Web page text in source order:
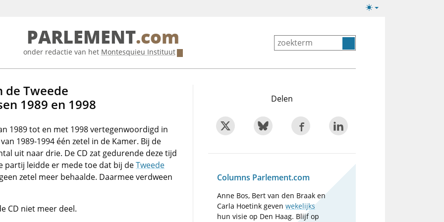
Lichte/donkere
PARLEMENT.com
onder redactie van het Montesquieu Instituut
Tweede
1989 en 1998
1989 tot en met 1998 vertegenwoordigd in
1989-1994 één zetel in de Kamer. Bij de
uit naar drie. De CD zat gedurende deze tijd
partij leidde er mede toe dat bij deTweede
zetel meer behaalde. Daarmee verdween
CD niet meer deel.
Delen
Columns Parlement.com
Anne Bos, Bert van den Braak en
Carla Hoetink gevenwekelijks
hun visie op Den Haag. Blijf op